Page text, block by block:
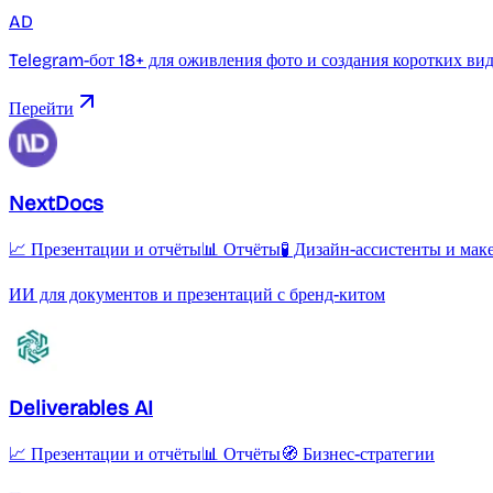
AD
Telegram-бот 18+ для оживления фото и создания коротких
Перейти
NextDocs
📈 Презентации и отчёты📊 Отчёты🧪 Дизайн-ассистенты и
ИИ для документов и презентаций с бренд-китом
Deliverables AI
📈 Презентации и отчёты📊 Отчёты🧭 Бизнес-стратегии